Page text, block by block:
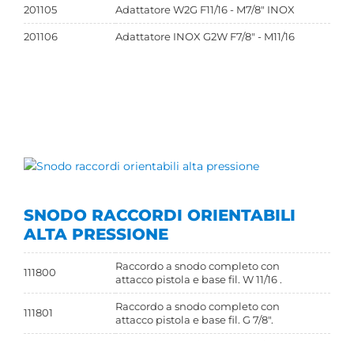
201105 Adattatore W2G F11/16 - M7/8" INOX
201106 Adattatore INOX G2W F7/8" - M11/16
SNODO RACCORDI ORIENTABILI
ALTA PRESSIONE
111800
Raccordo a snodo completo con
attacco pistola e base fil. W 11/16 .
111801
Raccordo a snodo completo con
attacco pistola e base fil. G 7/8".